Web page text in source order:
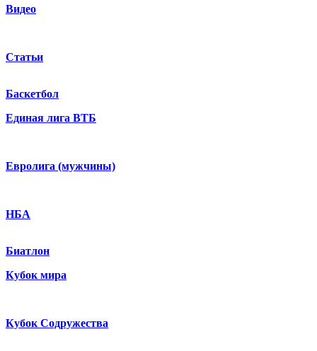
Видео
Статьи
Баскетбол
Единая лига ВТБ
Евролига (мужчины)
НБА
Биатлон
Кубок мира
Кубок Содружества